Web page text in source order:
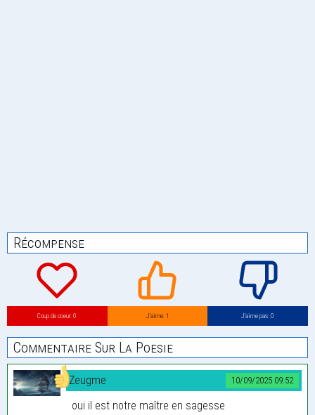
Récompense
Coup de coeur: 0 J’aime: 1 J’aime pas: 0
Commentaire Sur La Poesie
10/09/2025 09:52
Zeugme
oui il est notre maître en sagesse